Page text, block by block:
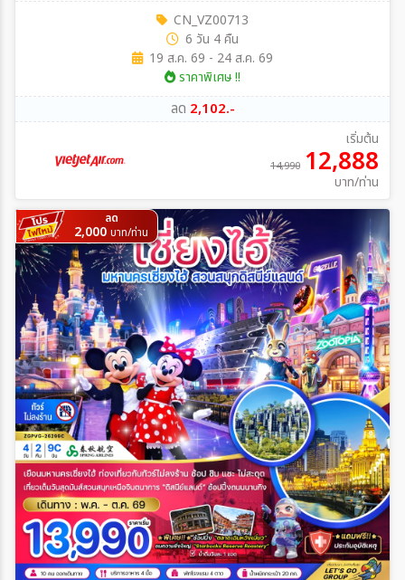
CN_VZ00713
6 วัน 4 คืน
19 ส.ค. 69 - 24 ส.ค. 69
ราคาพิเศษ !!
ลด 2,102.-
เริ่มต้น
14,990 12,888
บาท/ท่าน
ลด
2,000 บาท/ท่าน